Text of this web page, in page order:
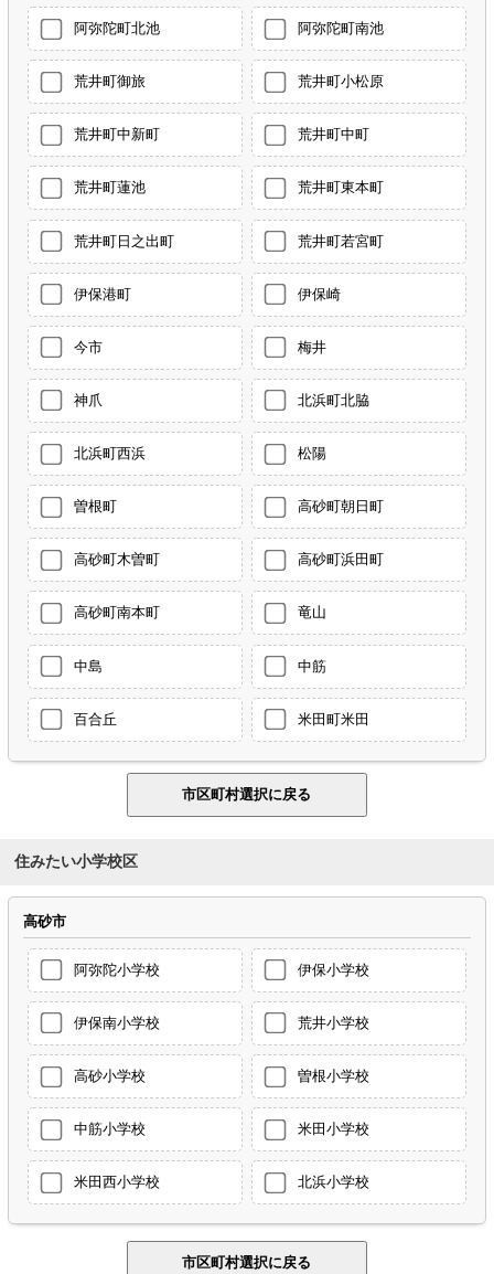
阿弥陀町北池 阿弥陀町南池
荒井町御旅 荒井町小松原
荒井町中新町 荒井町中町
荒井町蓮池 荒井町東本町
荒井町日之出町 荒井町若宮町
伊保港町 伊保崎
今市 梅井
神爪 北浜町北脇
北浜町西浜 松陽
曽根町 高砂町朝日町
高砂町木曽町 高砂町浜田町
高砂町南本町 竜山
中島 中筋
百合丘 米田町米田
住みたい小学校区
高砂市
阿弥陀小学校 伊保小学校
伊保南小学校 荒井小学校
高砂小学校 曽根小学校
中筋小学校 米田小学校
米田西小学校 北浜小学校